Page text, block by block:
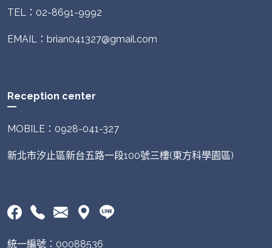
TEL：02-8691-9992
EMAIL：brian041327@gmail.com
Reception center
MOBILE：0928-041-327
新北市汐止區新台五路一段100號三樓(東方科學園區)
統一編號：00088536